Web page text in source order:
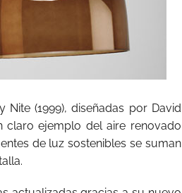
Nite (1999), diseñadas por David
claro ejemplo del aire renovado
de luz sostenibles se suman